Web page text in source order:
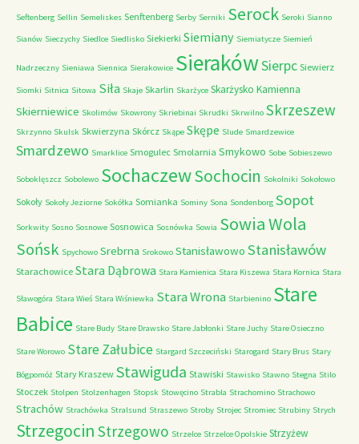
Seftenberg Sellin Semeliskes Senftenberg Serby Serniki Serock Seroki Sianno
Sianów Sieczychy Siedlce Siedlisko Siekierki Siemiany Siemiatycze Siemień
Nadrzeczny Sieniawa Siennica Sierakowice SierakówSierpc Siewierz
Siomki Sitnica Sitowa Siła Skaje Skarlin Skarżyce Skarżysko Kamienna
Skierniewice Skolimów Skowrony Skriebinai Skrudki Skrwilno Skrzeszew
Skrzynno Skulsk Skwierzyna Skórcz Skąpe Skępe Slude Smardzewice
Smardzewo Smarklice Smogulec Smolarnia Smykowo Sobe Sobieszewo
Soboklęszcz Sobolewo SochaczewSochocin Sokolniki Sokołowo
Sokoły Sokoły Jeziorne Sokółka Somianka Sominy Sona Sondenborg Sopot
Sorkwity Sosno Sosnowe Sosnowica Sosnówka Sowia Sowia Wola
Sońsk Spychowo Srebrna Srokowo Stanisławowo Stanisławów
Starachowice Stara Dąbrowa Stara Kamienica Stara Kiszewa Stara Kornica Stara
Sławogóra Stara Wieś Stara Wiśniewka Stara Wrona Starbienino Stare
Babice Stare Budy Stare Drawsko Stare Jabłonki Stare Juchy Stare Osieczno
Stare Worowo Stare Załubice Stargard Szczeciński Starogard Stary Brus Stary
Bógpomóż Stary Kraszew Stawiguda Stawiski Stawisko Stawno Stegna Stilo
Stoczek Stolpen Stolzenhagen Stopsk Stowęcino Strabla Strachomino Strachowo
Strachów Strachówka Stralsund Straszewo Stroby Strojec Stromiec Strubiny Strych
Strzegocin Strzegowo Strzelce Strzelce Opolskie Strzyżew